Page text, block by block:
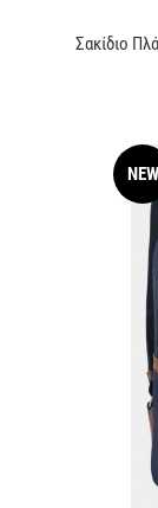
Σακίδιο
NEW